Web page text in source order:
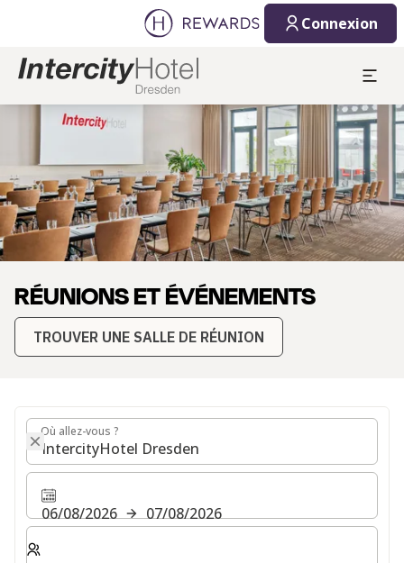
Connexion
Diapositive 1 de 1
RÉUNIONS ET ÉVÉNEMENTS
TROUVER UNE SALLE DE RÉUNION
07/08/2026
1 Chambre(s) ⋅ 1 Adulte
Où allez-vous ?
Où allez-vous ?
06/08/2026
07/08/2026
Sélectionnez le nombre de chambres et d'invités pour